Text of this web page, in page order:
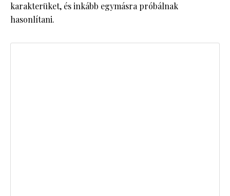
karakterüket, és inkább egymásra próbálnak
hasonlítani.